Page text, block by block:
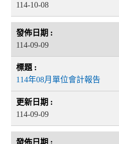
114-10-08
114-09-09
114年08月單位會計報告
114-09-09